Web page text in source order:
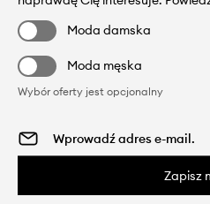
Moda damska
Moda męska
Wybór oferty jest opcjonalny
Zapisz